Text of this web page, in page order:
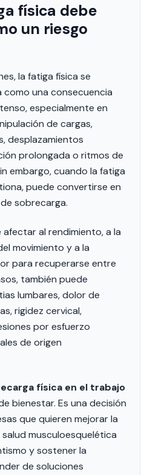
física debe
un riesgo
la fatiga física se
como una consecuencia
especialmente en
de cargas,
desplazamientos
prolongada o ritmos de
embargo, cuando la fatiga
puede convertirse en
sobrecarga.
al rendimiento, a la
movimiento y a la
para recuperarse entre
también puede
lumbares, dolor de
rigidez cervical,
por esfuerzo
de origen
física en el trabajo
bienestar. Es una decisión
que quieren mejorar la
musculoesquelética
y sostener la
de soluciones